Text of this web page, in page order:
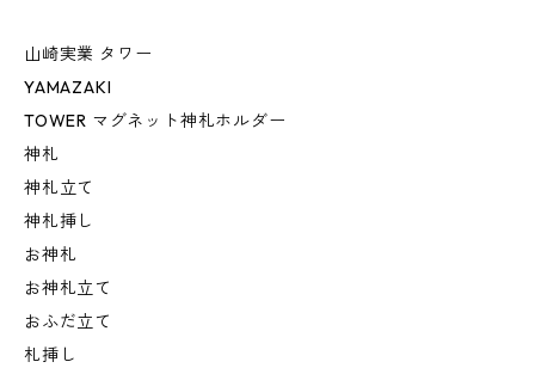
山崎実業 タワー
YAMAZAKI
TOWER マグネット神札ホルダー
神札
神札立て
神札挿し
お神札
お神札立て
おふだ立て
札挿し